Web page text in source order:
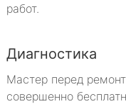
работ.
Диагностика
Мастер перед
совершенно